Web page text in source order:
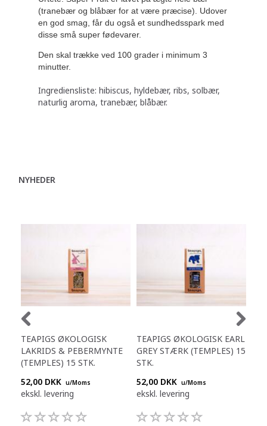
(tranebær og blåbær for at være præcise). Udover
en god smag, får du også et sundhedsspark med
disse små super fødevarer.
Den skal trække ved 100 grader i minimum 3
minutter.
Ingrediensliste: hibiscus, hyldebær, ribs, solbær,
naturlig aroma, tranebær, blåbær.
NYHEDER
TEAPIGS ØKOLOGISK
LAKRIDS & PEBERMYNTE
(TEMPLES) 15 STK.
52,00 DKK u/Moms
ekskl. levering
TEAPIGS ØKOLOGISK EARL
GREY STÆRK (TEMPLES) 15
STK.
52,00 DKK u/Moms
ekskl. levering